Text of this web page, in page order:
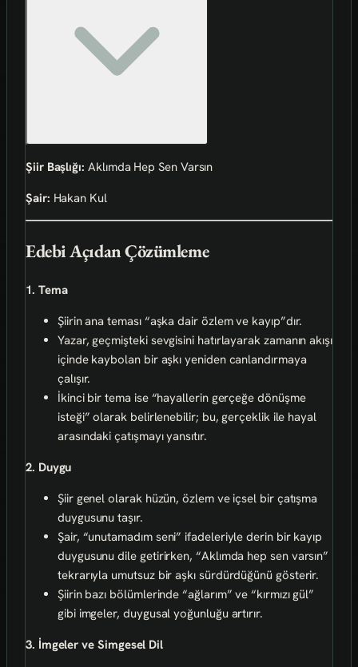
Şiir Başlığı: Aklımda Hep Sen Varsın
Şair: Hakan Kul
Edebi Açıdan Çözümleme
1. Tema
Şiirin ana teması “aşka dair özlem ve kayıp”dır.
Yazar, geçmişteki sevgisini hatırlayarak zamanın akışı
içinde kaybolan bir aşkı yeniden canlandırmaya
çalışır.
İkinci bir tema ise “hayallerin gerçeğe dönüşme
isteği” olarak belirlenebilir; bu, gerçeklik ile hayal
arasındaki çatışmayı yansıtır.
2. Duygu
Şiir genel olarak hüzün, özlem ve içsel bir çatışma
duygusunu taşır.
Şair, “unutamadım seni” ifadeleriyle derin bir kayıp
duygusunu dile getirirken, “Aklımda hep sen varsın”
tekrarıyla umutsuz bir aşkı sürdürdüğünü gösterir.
Şiirin bazı bölümlerinde “ağlarım” ve “kırmızı gül”
gibi imgeler, duygusal yoğunluğu artırır.
3. İmgeler ve Simgesel Dil